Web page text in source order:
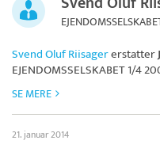
Svend Oluf Riisagererstatter
EJENDOMSSELSKABET 1/4
SE MERE
21. januar 2014